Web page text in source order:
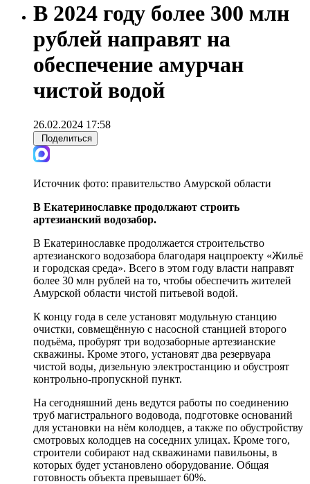
В 2024 году более 300 млн
рублей направят на
обеспечение амурчан
чистой водой
26.02.2024 17:58
Поделиться
Источник фото: правительство Амурской области
В Екатеринославке продолжают строить
артезианский водозабор.
В Екатеринославке продолжается строительство
артезианского водозабора благодаря нацпроекту «Жильё
и городская среда». Всего в этом году власти направят
более 30 млн рублей на то, чтобы обеспечить жителей
Амурской области чистой питьевой водой.
К концу года в селе установят модульную станцию
очистки, совмещённую с насосной станцией второго
подъёма, пробурят три водозаборные артезианские
скважины. Кроме этого, установят два резервуара
чистой воды, дизельную электростанцию и обустроят
контрольно-пропускной пункт.
На сегодняшний день ведутся работы по соединению
труб магистрального водовода, подготовке оснований
для установки на нём колодцев, а также по обустройству
смотровых колодцев на соседних улицах. Кроме того,
строители собирают над скважинами павильоны, в
которых будет установлено оборудование. Общая
готовность объекта превышает 60%.